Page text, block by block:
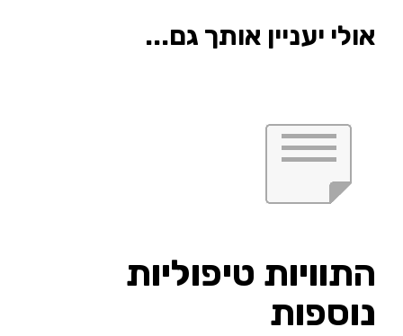
אולי יעניין אותך גם...
התוויות טיפוליות
נוספות